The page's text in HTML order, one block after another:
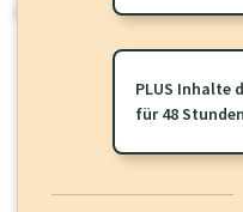
oder loggen Sie sich ein um
PLUS Inhalte
für 48